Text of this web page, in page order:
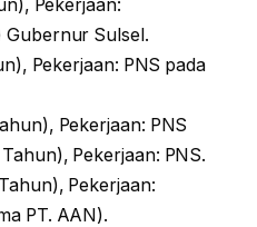
Pekerjaan:
Gubernur Sulsel.
Pekerjaan: PNS pada
Pekerjaan: PNS
Pekerjaan: PNS.
Pekerjaan:
PT. AAN).